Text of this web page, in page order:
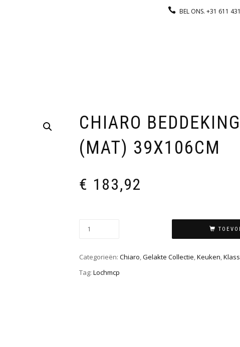
BEL ONS. +31 611
CHIARO
(MAT) 39X106CM
€ 183,92
Categorieën: Chiaro,Gelakte Collectie,Keuken,
Tag: Lochmcp